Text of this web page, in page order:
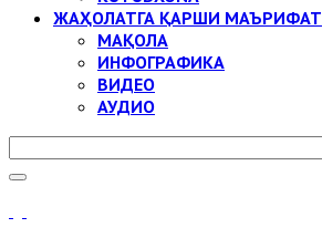
ЖАҲОЛАТГА ҚАРШИ МАЪРИФАТ
МАҚОЛА
ИНФОГРАФИКА
ВИДЕО
АУДИО